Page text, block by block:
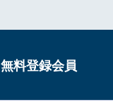
無料登録会員